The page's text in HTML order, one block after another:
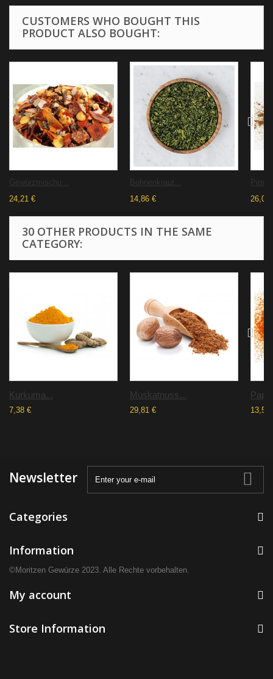
CUSTOMERS WHO BOUGHT THIS
PRODUCT ALSO BOUGHT:
Gewürzmischu...
24,21 €
Bohnenkraut...
14,86 €
26,07
30 OTHER PRODUCTS IN THE SAME
CATEGORY:
Kurkuma...
7,38 €
Muskatnuss...
29,81 € 13,55
Newsletter
Categories
Information
©Moritzen Gewürze 2023. Alle Rechte vorbehalten.
My account
Store Information